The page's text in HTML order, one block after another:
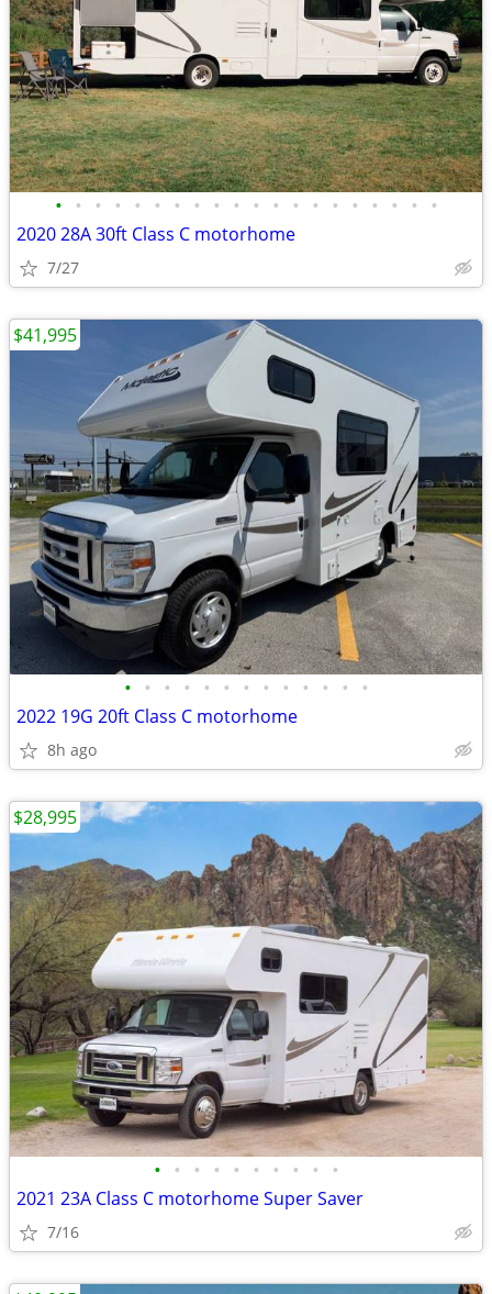
• • • • • • • • • • • • • • • • • • • •
2020 28A 30ft Class C motorhome
7/27
• • • • • • • • • • • • •
2022 19G 20ft Class C motorhome
8h ago
$41,995
• • • • • • • • • •
2021 23A Class C motorhome Super Saver
7/16
$28,995